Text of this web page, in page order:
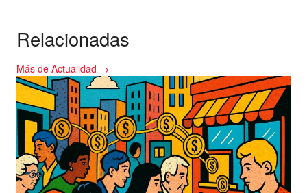
Relacionadas
Más de Actualidad →